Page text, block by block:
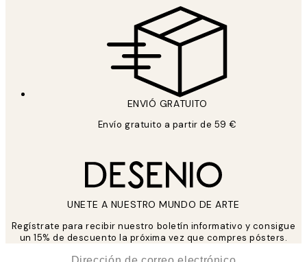
ENVIÓ GRATUITO
Envío gratuito a partir de 59 €
UNETE A NUESTRO MUNDO DE ARTE
Regístrate para recibir nuestro boletín informativo y consigue
un 15% de descuento la próxima vez que compres pósters.